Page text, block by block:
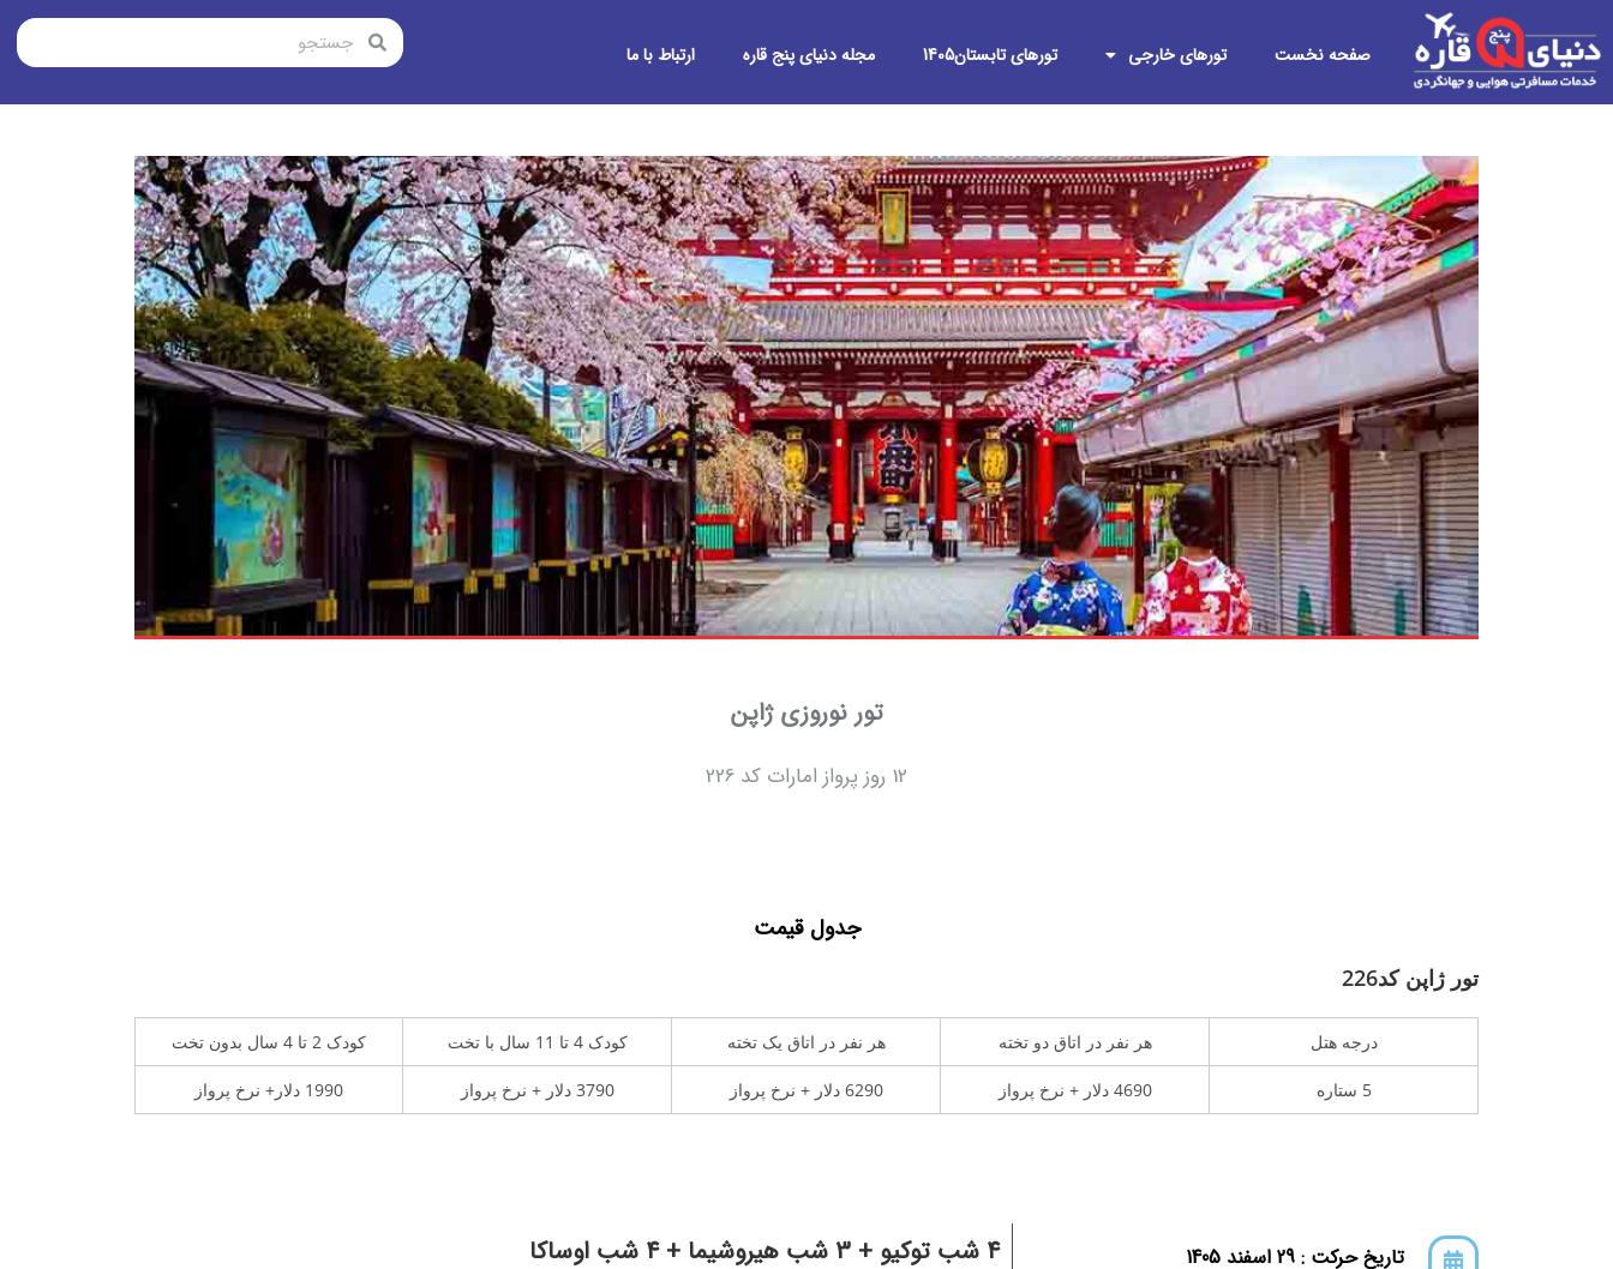
صفحه نخست تورهای خارجی تورهای تابستان1405 مجله دنیای پنج قاره ارتباط با ما
تور نوروزی ژاپن
12 روز پرواز امارات کد 226
جدول قیمت
تور ژاپن کد226
درجه هتل هر نفر در اتاق دو تخته هر نفر در اتاق یک تخته کودک 4 تا 11 سال با تخت کودک 2 تا 4 سال بدون تخت
5 ستاره 4690 دلار + نرخ پرواز 6290 دلار + نرخ پرواز 3790 دلار + نرخ پرواز 1990 دلار+ نرخ پرواز
تاریخ حرکت : 29 اسفند 1405 4 شب توکیو + 3 شب هیروشیما + 4 شب اوساکا